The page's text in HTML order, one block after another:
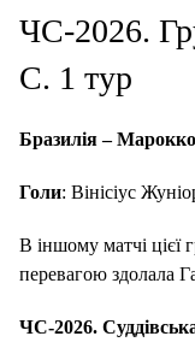
ЧС-2026.
С. 1 тур
Бразилія –
Голи: Вінісіус
В іншому матчі цієї
перевагою здолала
ЧС-2026.